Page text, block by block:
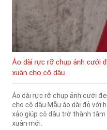
Áo dài rực rỡ chụp ảnh cưới
xuân cho cô dâu
Áo dài rực rỡ chụp ảnh cưới
cho cô dâu Mẫu áo dài đỏ với
xảo giúp cô dâu trở thành
xuân mới.